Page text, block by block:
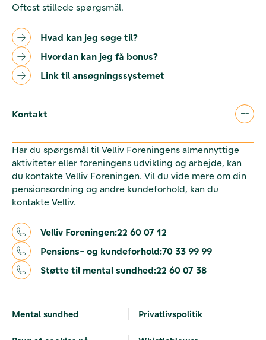
Oftest stillede spørgsmål.
Hvad kan jeg søge til?
Hvordan kan jeg få bonus?
Link til ansøgningssystemet
Kontakt
Har du spørgsmål til Velliv Foreningens almennyttige
aktiviteter eller foreningens udvikling og arbejde, kan
du kontakte Velliv Foreningen. Vil du vide mere om din
pensionsordning og andre kundeforhold, kan du
kontakte Velliv.
Velliv Foreningen:22 60 07 12
Pensions- og kundeforhold:70 33 99 99
Støtte til mental sundhed:22 60 07 38
Mental sundhed Privatlivspolitik